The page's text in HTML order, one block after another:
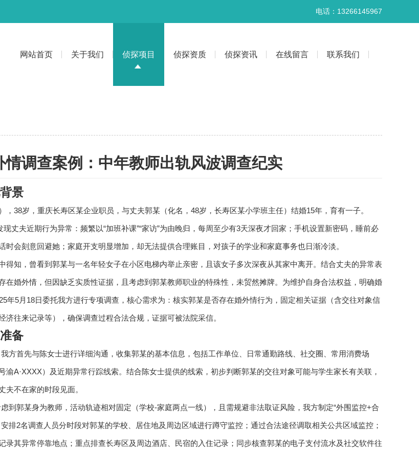
电话：13266145967
网站首页 关于我们 侦探项目 侦探资质 侦探资讯 在线留言 联系我们
情调查案例：中年教师出轨风波调查纪实
景
，38岁，重庆长寿区某企业职员，与丈夫郭某（化名，48岁，长寿区某小学班主任）结婚15年，育有一子。
现丈夫近期行为异常：频繁以“加班补课”“家访”为由晚归，每周至少有3天深夜才回家；手机设置新密码，睡前必
时会刻意回避她；家庭开支明显增加，却无法提供合理账目，对孩子的学业和家庭事务也日渐冷淡。
得知，曾看到郭某与一名年轻女子在小区电梯内举止亲密，且该女子多次深夜从其家中离开。结合丈夫的异常表
在婚外情，但因缺乏实质性证据，且考虑到郭某教师职业的特殊性，未贸然摊牌。为维护自身合法权益，明确婚
年5月18日委托我方进行专项调查，核心需求为：核实郭某是否存在婚外情行为，固定相关证据（含交往对象信
济往来记录等），确保调查过程合法合规，证据可被法院采信。
备
方首先与陈女士进行详细沟通，收集郭某的基本信息，包括工作单位、日常通勤路线、社交圈、常用消费场
渝A·XXXX）及近期异常行踪线索。结合陈女士提供的线索，初步判断郭某的交往对象可能与学生家长有关联，
夫不在家的时段见面。
到郭某身为教师，活动轨迹相对固定（学校-家庭两点一线），且需规避非法取证风险，我方制定“外围监控+合
排2名调查人员分时段对郭某的学校、居住地及周边区域进行蹲守监控；通过合法途径调取相关公共区域监控；
录其异常停靠地点；重点排查长寿区及周边酒店、民宿的入住记录；同步核查郭某的电子支付流水及社交软件往